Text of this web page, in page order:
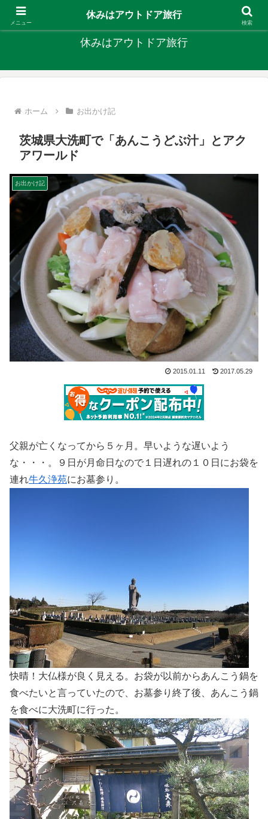
キャンプ、釣り、旅行など外遊びを楽しんでます
休みはアウトドア旅行
ホーム お出かけ記
茨城県大洗町で「あんこうどぶ汁」とアク
アワールド
お出かけ記
2015.01.11 2017.05.29
父親が亡くなってから５ヶ月。早いような遅いよう
な・・・。９日が月命日なので１日遅れの１０日にお袋を
連れ牛久浄苑にお墓参り。
快晴！大仏様が良く見える。お袋が以前からあんこう鍋を
食べたいと言っていたので、お墓参り終了後、あんこう鍋
を食べに大洗町に行った。
メニュー
休みはアウトドア旅行
検索